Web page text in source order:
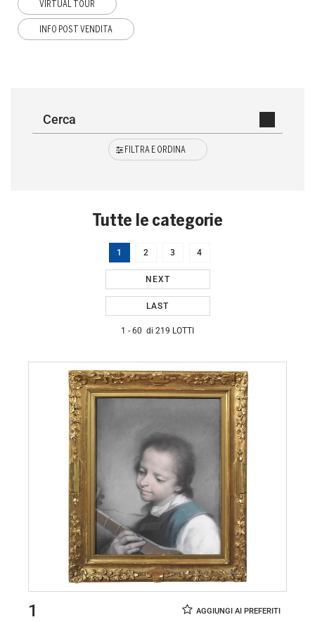
VIRTUAL TOUR
INFO POST VENDITA
FILTRA E ORDINA
Tutte le categorie
1 - 60 di 219 LOTTI
1 2 3 4
NEXT
LAST
1